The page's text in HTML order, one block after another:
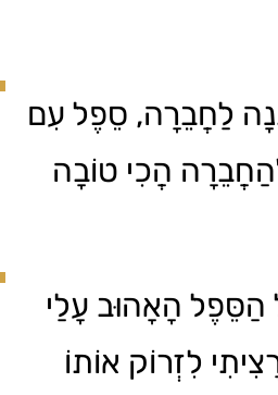
לַחֲבֵרָה, סֵפֶל עִם
הֲכִי טוֹבָה
הַסֵּפֶל הָאָהוּב עָלַי
לִזְרוֹק אוֹתוֹ